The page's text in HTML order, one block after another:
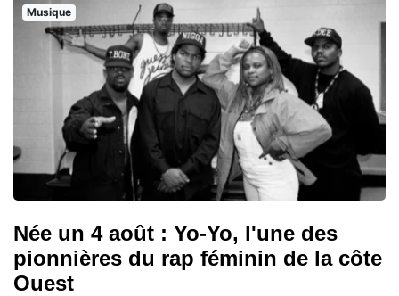
Musique
Née un 4 août : Yo-Yo, l'une des
pionnières du rap féminin de la côte
Ouest